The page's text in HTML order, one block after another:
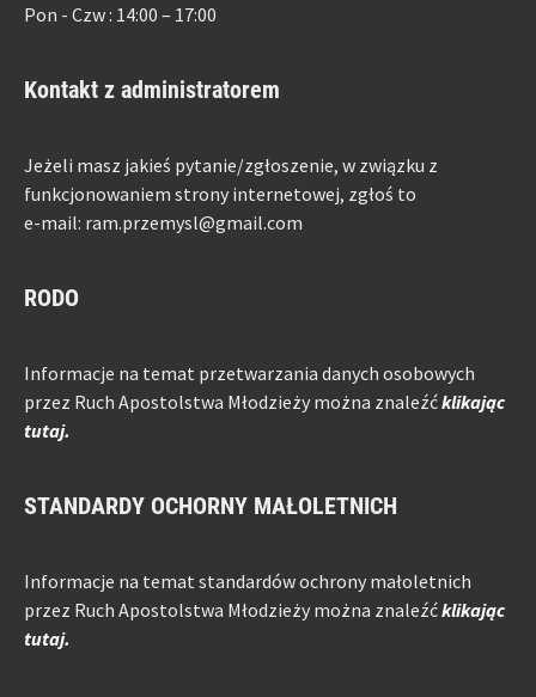
Pon - Czw : 14:00 – 17:00
Kontakt z administratorem
Jeżeli masz jakieś pytanie/zgłoszenie, w związku z
funkcjonowaniem strony internetowej, zgłoś to
e-mail: ram.przemysl@gmail.com
RODO
Informacje na temat przetwarzania danych osobowych
przez Ruch Apostolstwa Młodzieży można znaleźćklikając
tutaj.
STANDARDY OCHORNY MAŁOLETNICH
Informacje na temat standardów ochrony małoletnich
przez Ruch Apostolstwa Młodzieży można znaleźćklikając
tutaj.